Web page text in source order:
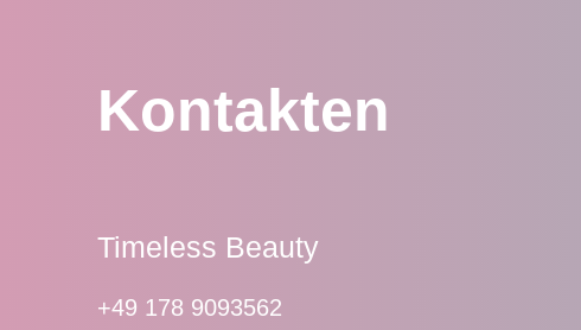
Kontakten
Timeless Beauty
+49 178 9093562